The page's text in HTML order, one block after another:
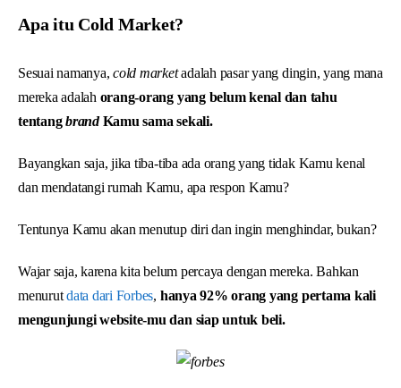
Apa itu Cold Market?
Sesuai namanya,cold marketadalah pasar yang dingin, yang mana
mereka adalah orang-orang yang belum kenal dan tahu
tentangbrandKamu sama sekali.
Bayangkan saja, jika tiba-tiba ada orang yang tidak Kamu kenal
dan mendatangi rumah Kamu, apa respon Kamu?
Tentunya Kamu akan menutup diri dan ingin menghindar, bukan?
Wajar saja, karena kita belum percaya dengan mereka. Bahkan
menurutdata dari Forbes, hanya 92% orang yang pertama kali
mengunjungi website-mu dan siap untuk beli.